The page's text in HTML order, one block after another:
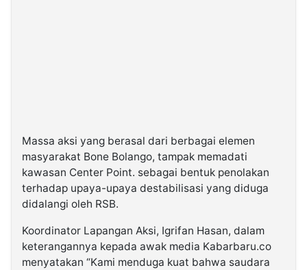
Massa aksi yang berasal dari berbagai elemen
masyarakat Bone Bolango, tampak memadati
kawasan Center Point. sebagai bentuk penolakan
terhadap upaya-upaya destabilisasi yang diduga
didalangi oleh RSB.
Koordinator Lapangan Aksi, Igrifan Hasan, dalam
keterangannya kepada awak media Kabarbaru.co
menyatakan “Kami menduga kuat bahwa saudara